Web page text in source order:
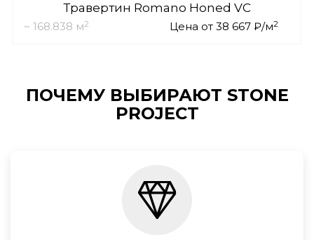
Травертин Romano Honed VC
~ 168.838 м2 Цена от 38 667 ₽/м2
ПОЧЕМУ ВЫБИРАЮТ STONE
PROJECT